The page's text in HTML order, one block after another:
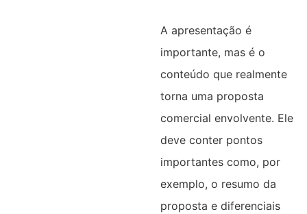
A apresentação é
importante, mas é o
conteúdo que realmente
torna uma proposta
comercial envolvente. Ele
deve conter pontos
importantes como, por
exemplo, o resumo da
proposta e diferenciais